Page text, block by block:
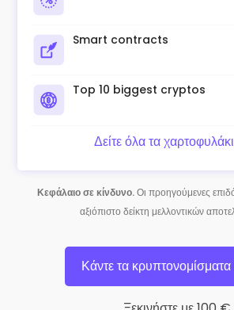
Smart contracts
Top 10 biggest cryptos
Δείτε όλα τα
Κεφάλαιο σε κίνδυνο.Οι προηγούμενες
αξιόπιστο δείκτη μελλοντικών
Κάντε τα